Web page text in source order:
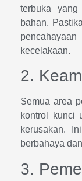
terbuka
bahan.
kecelakaan.
2.
Semua area
kontrol kunci
kerusakan.
berbahaya
3.